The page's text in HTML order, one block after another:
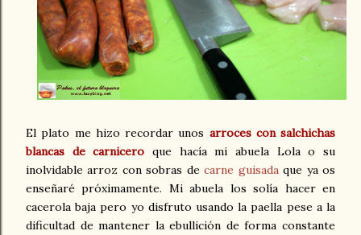
El plato me hizo recordar unos arroces con salchichas
blancas de carnicero que hacía mi abuela Lola o su
inolvidable arroz con sobras decarne guisadaque ya os
enseñaré próximamente. Mi abuela los solía hacer en
cacerola baja pero yo disfruto usando la paella pese a la
dificultad de mantener la ebullición de forma constante